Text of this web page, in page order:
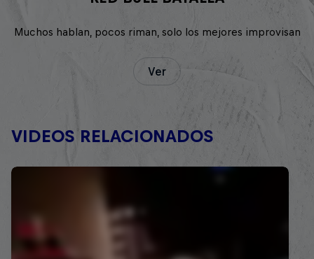
Muchos hablan, pocos riman, solo los mejores improvisan
Ver
VIDEOS RELACIONADOS